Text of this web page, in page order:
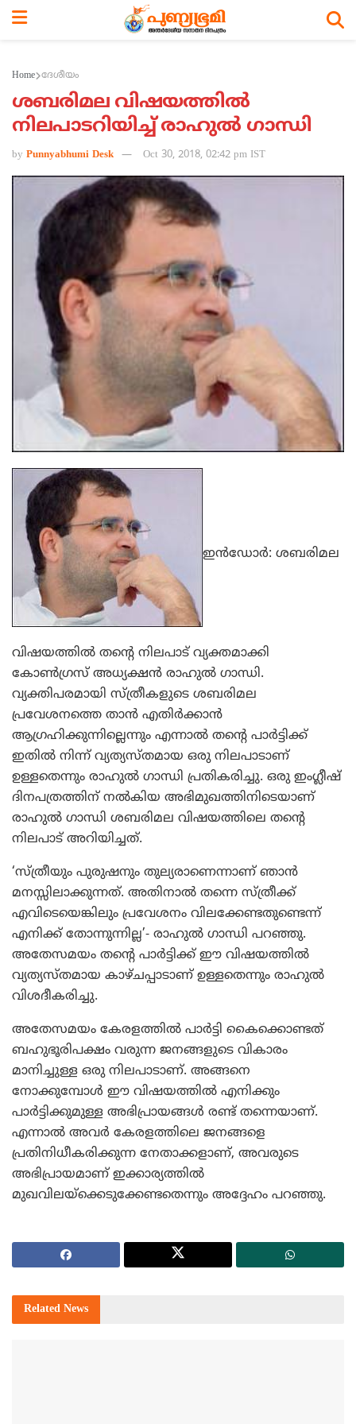
Home ദേശീയം
ശബരിമല വിഷയത്തില്‍
നിലപാടറിയിച്ച് രാഹുല്‍ ഗാന്ധി
by Punnyabhumi Desk Oct 30, 2018, 02:42 pm IST
ഇന്‍ഡോര്‍: ശബരിമല
വിഷയത്തില്‍ തന്റെ നിലപാട് വ്യക്തമാക്കി
കോണ്‍ഗ്രസ് അധ്യക്ഷന്‍ രാഹുല്‍ ഗാന്ധി.
വ്യക്തിപരമായി സ്ത്രീകളുടെ ശബരിമല
പ്രവേശനത്തെ താന്‍ എതിര്‍ക്കാന്‍
ആഗ്രഹിക്കുന്നില്ലെന്നും എന്നാല്‍ തന്റെ പാര്‍ട്ടിക്ക്
ഇതില്‍ നിന്ന് വ്യത്യസ്തമായ ഒരു നിലപാടാണ്
ഉള്ളതെന്നും രാഹുല്‍ ഗാന്ധി പ്രതികരിച്ചു. ഒരു ഇംഗ്ലീഷ്
ദിനപത്രത്തിന് നല്‍കിയ അഭിമുഖത്തിനിടെയാണ്
രാഹുല്‍ ഗാന്ധി ശബരിമല വിഷയത്തിലെ തന്റെ
നിലപാട് അറിയിച്ചത്.
‘സ്ത്രീയും പുരുഷനും തുല്യരാണെന്നാണ് ഞാന്‍
മനസ്സിലാക്കുന്നത്. അതിനാല്‍ തന്നെ സ്ത്രീക്ക്
എവിടെയെങ്കിലും പ്രവേശനം വിലക്കേണ്ടതുണ്ടെന്ന്
എനിക്ക് തോന്നുന്നില്ല’- രാഹുല്‍ ഗാന്ധി പറഞ്ഞു.
അതേസമയം തന്റെ പാര്‍ട്ടിക്ക് ഈ വിഷയത്തില്‍
വ്യത്യസ്തമായ കാഴ്ചപ്പാടാണ് ഉള്ളതെന്നും രാഹുല്‍
വിശദീകരിച്ചു.
അതേസമയം കേരളത്തില്‍ പാര്‍ട്ടി കൈക്കൊണ്ടത്
ബഹുഭൂരിപക്ഷം വരുന്ന ജനങ്ങളുടെ വികാരം
മാനിച്ചുള്ള ഒരു നിലപാടാണ്. അങ്ങനെ
നോക്കുമ്പോള്‍ ഈ വിഷയത്തില്‍ എനിക്കും
പാര്‍ട്ടിക്കുമുള്ള അഭിപ്രായങ്ങള്‍ രണ്ട് തന്നെയാണ്.
എന്നാല്‍ അവര്‍ കേരളത്തിലെ ജനങ്ങളെ
പ്രതിനിധീകരിക്കുന്ന നേതാക്കളാണ്, അവരുടെ
അഭിപ്രായമാണ് ഇക്കാര്യത്തില്‍
മുഖവിലയ്‌ക്കെടുക്കേണ്ടതെന്നും അദ്ദേഹം പറഞ്ഞു.
Related News